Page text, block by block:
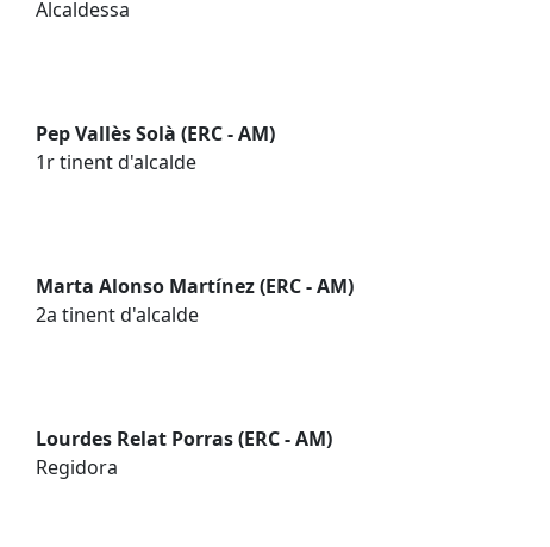
Alcaldessa
Pep Vallès Solà (ERC - AM)
1r tinent d'alcalde
Marta Alonso Martínez (ERC - AM)
2a tinent d'alcalde
Lourdes Relat Porras (ERC - AM)
Regidora